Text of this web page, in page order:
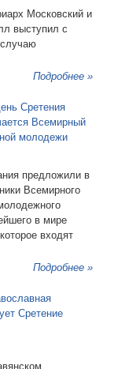
Московский и
выступил с
Подробнее »
Сретения
Всемирный
молодежи
предложили в
Всемирного
в мире
входят
Подробнее »
Сретение